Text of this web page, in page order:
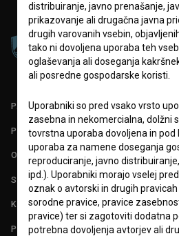
PARTNERJI
POGOJI UPORABE
O PROJEKTU
STATISTIKA
KONTAKT
POGOSTA VPRAŠANJA
distribuiranje, javno prenašanje,
prikazovanje ali drugačna javna
drugih varovanih vsebin,
tako ni dovoljena uporaba teh
oglaševanja ali doseganja
ali posredne gospodarske koristi.
Uporabniki so pred vsako vrsto
zasebna in nekomercialna, dolžni
tovrstna uporaba dovoljena in pod
uporaba za namene doseganja
reproduciranje, javno
ipd.). Uporabniki morajo vselej
oznak o avtorski in drugih
sorodne pravice, pravice
pravice) ter si zagotoviti dodatna
potrebna dovoljenja avtorjev ali